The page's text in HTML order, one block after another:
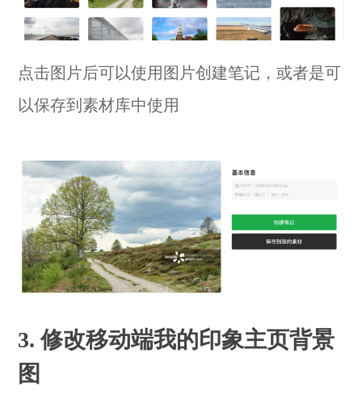
点击图片后可以使用图片创建笔记，或者是可
以保存到素材库中使用
3. 修改移动端我的印象主页背景
图